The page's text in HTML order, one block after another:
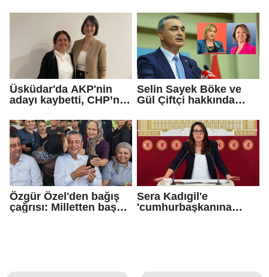
Üsküdar'da AKP'nin
adayı kaybetti, CHP’nin
Çetinkaya Başkan
Vekili seçildi
Selin Sayek Böke ve
Gül Çiftçi hakkında
başlatılacak
Özgür Özel'den bağış
çağrısı: Milletten başka
Sera Kadıgil'e
'cumhurbaşkanına